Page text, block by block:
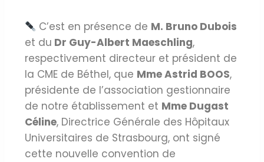
C’est en présence de M. Bruno Dubois
et du Dr Guy-Albert Maeschling,
respectivement directeur et président de
la CME de Béthel, que Mme Astrid BOOS,
présidente de l’association gestionnaire
de notre établissement et Mme Dugast
Céline, Directrice Générale des Hôpitaux
Universitaires de Strasbourg, ont signé
cette nouvelle convention de